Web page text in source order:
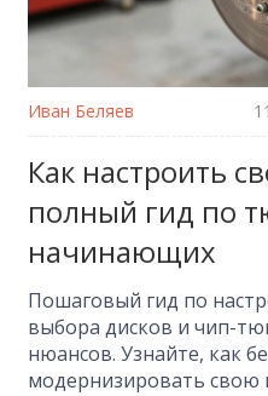
Иван Беляев
Как настроить
полный гид по
начинающих
Пошаговый гид по
выбора дисков и чип-
нюансов. Узнайте, как
модернизировать свою